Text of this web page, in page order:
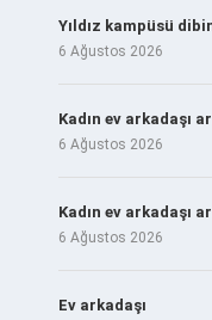
Yıldız kampüsü
6 Ağustos 2026
Kadın ev arkadaşı
6 Ağustos 2026
Kadın ev arkadaşı
6 Ağustos 2026
Ev arkadaşı